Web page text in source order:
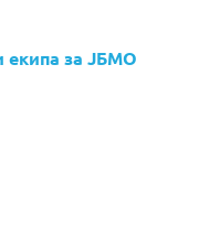
за ЈБМО